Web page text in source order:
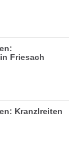
Friesach
Kranzlreiten